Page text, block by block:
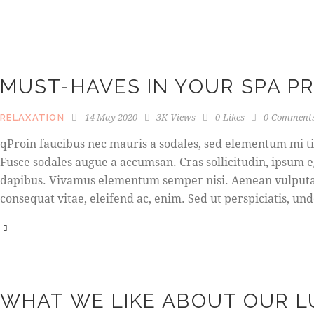
MUST-HAVES IN YOUR SPA
RELAXATION 14 May 2020 3K Views 0 Likes 0
qProin faucibus nec mauris a sodales, sed elementum
Fusce sodales augue a accumsan. Cras sollicitudin,
dapibus. Vivamus elementum semper nisi. Aenean
consequat vitae, eleifend ac, enim. Sed ut perspiciatis,
WHAT WE LIKE ABOUT OUR